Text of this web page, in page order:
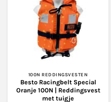
Deze
optie
kan
gekozen
worden
op
productpagina
100N REDDINGSVESTEN
Besto Racingbelt Special
Oranje 100N | Reddingsvest
met tuigje